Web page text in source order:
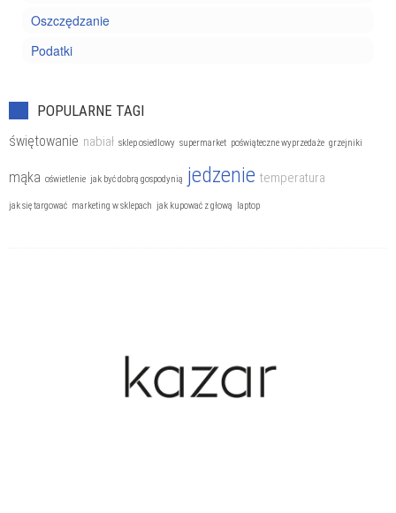
Oszczędzanie
Podatki
POPULARNE TAGI
świętowanie nabiał sklep osiedlowy supermarket poświąteczne wyprzedaże grzejniki
mąka oświetlenie jak być dobrą gospodynią jedzenie temperatura
jak się targować marketing w sklepach jak kupować z głową laptop